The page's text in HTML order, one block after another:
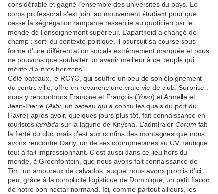
considérable et gagné l’ensemble des universités du pays. Le
corps professoral s’est joint au mouvement étudiant pour que
cesse la ségrégation rampante ressentie au quotidien par le
monde de l’enseignement supérieur. L’apartheid a changé de
champ : sorti du contexte politique, il poursuit sa course sous
forme d’une différentiation sociale extrêmement marquée et nous
ne pouvons que souhaiter un avenir meilleur à ce peuple qui
mérite d’autres horizons.
Côté bateaux, le RCYC, qui souffre un peu de son éloignement
du centre ville, offre en revanche une vraie vie de club. Surprise :
nous y rencontrons Francine et François (Yovo) et Armelle et
Jean-Pierre (Alibi, un bateau qui a connu les quais du port du
Havre) après avoir, quelques jours plus tôt, fait connaissance en
touristes lambda sur la lagune de Knysna. L’admiraler Corum fait
la fierté du club mais c’est aux confins des montagnes que nous
avons rencontré Darty, un de ses copropriétaires au CV nautique
tout à fait impressionnant. C’est aussi dans ce lieu hors du
monde, à Groenfontein, que nous avons fait connaissance de
Tim, un amoureux de calvados, auquel nous avons promis d’ici
peu, grâce à la complicité logistique de Dominique, un petit flacon
de notre bon nectar normand. Ici, comme partout ailleurs, les